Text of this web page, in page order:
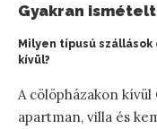
Gyakran
Milyen típusú
kívül?
A cölöpházakon kívül
apartman, villa és